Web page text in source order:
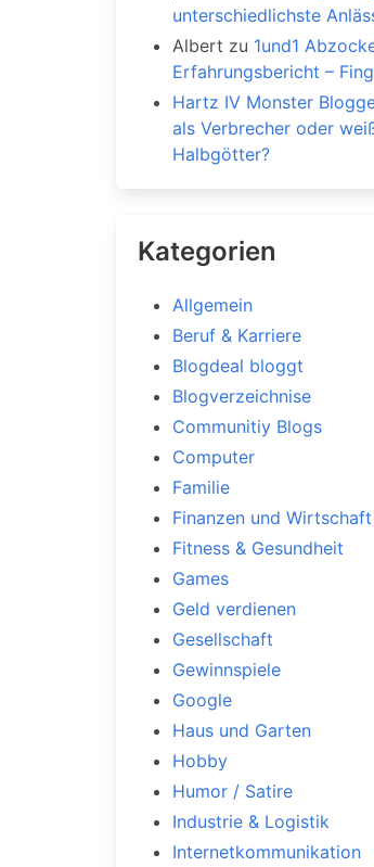
unterschiedlichste
Albert zu 1und1
Erfahrungsbericht –
Hartz IV Monster
als Verbrecher oder
Halbgötter?
Kategorien
Allgemein
Beruf & Karriere
Blogdeal bloggt
Blogverzeichnise
Communitiy Blogs
Computer
Familie
Finanzen und Wirtschaft
Fitness & Gesundheit
Games
Geld verdienen
Gesellschaft
Gewinnspiele
Google
Haus und Garten
Hobby
Humor / Satire
Industrie & Logistik
Internetkommunikation